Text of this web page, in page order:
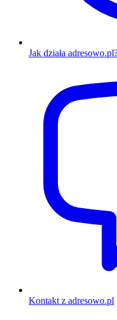
Jak działa
Kontakt z adresowo.pl